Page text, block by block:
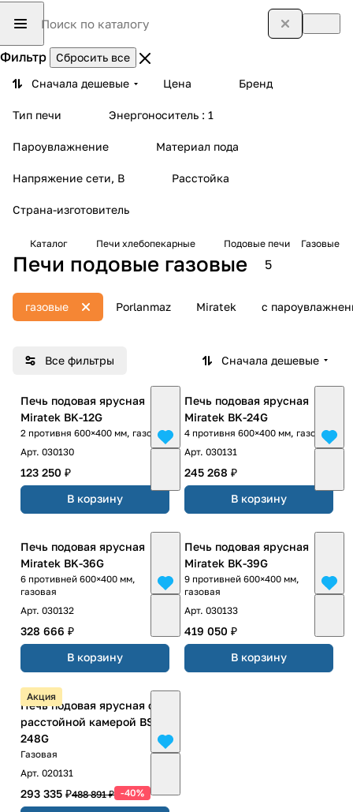
Фильтр
Сбросить все
Сначала дешевые
Цена Бренд
Тип печи Энергоноситель : 1
Пароувлажнение Материал пода
Напряжение сети, В Расстойка
Страна-изготовитель
Каталог Печи хлебопекарные Подовые печи Газовые
Печи подовые газовые 5
газовые Porlanmaz Miratek с
Все фильтры Сначала дешевые
Печь подовая ярусная
Miratek BK-12G
2 противня 600×400 мм, газовая
Арт. 030130
123 250 ₽
В корзину
Печь подовая ярусная
Miratek BK-24G
4 противня 600×400 мм, газовая
Арт. 030131
245 268 ₽
В корзину
Печь подовая ярусная
Miratek BK-36G
6 противней 600×400 мм,
газовая
Арт. 030132
328 666 ₽
В корзину
Печь подовая ярусная
Miratek BK-39G
9 противней 600×400 мм,
газовая
Арт. 030133
419 050 ₽
В корзину
Акция
Печь подовая ярусная с
расстойной камерой BSR-
248G
Газовая
Арт. 020131
293 335 ₽488 891 ₽ -40%